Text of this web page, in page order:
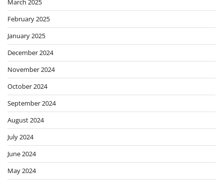
March 2025
February 2025
January 2025
December 2024
November 2024
October 2024
September 2024
August 2024
July 2024
June 2024
May 2024